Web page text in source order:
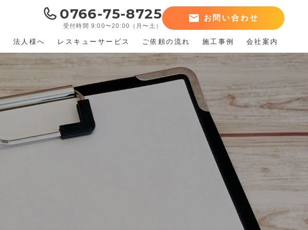
法人様へ レスキューサービス ご依頼の流れ 施工事例 会社案内
0766-75-8725
受付時間 9:00〜20:00（月〜土）
お問い合わせ